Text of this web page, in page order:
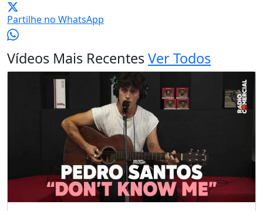
Partilhe no WhatsApp
Vídeos Mais RecentesVer Todos